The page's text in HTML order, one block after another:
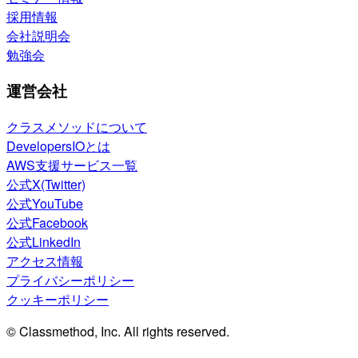
採用情報
会社説明会
勉強会
運営会社
クラスメソッドについて
DevelopersIOとは
AWS支援サービス一覧
公式X(Twitter)
公式YouTube
公式Facebook
公式LinkedIn
アクセス情報
プライバシーポリシー
クッキーポリシー
© Classmethod, Inc. All rights reserved.